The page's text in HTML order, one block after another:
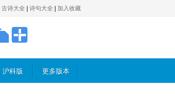
古诗大全 诗句大全 加入收藏
沪科版 更多版本